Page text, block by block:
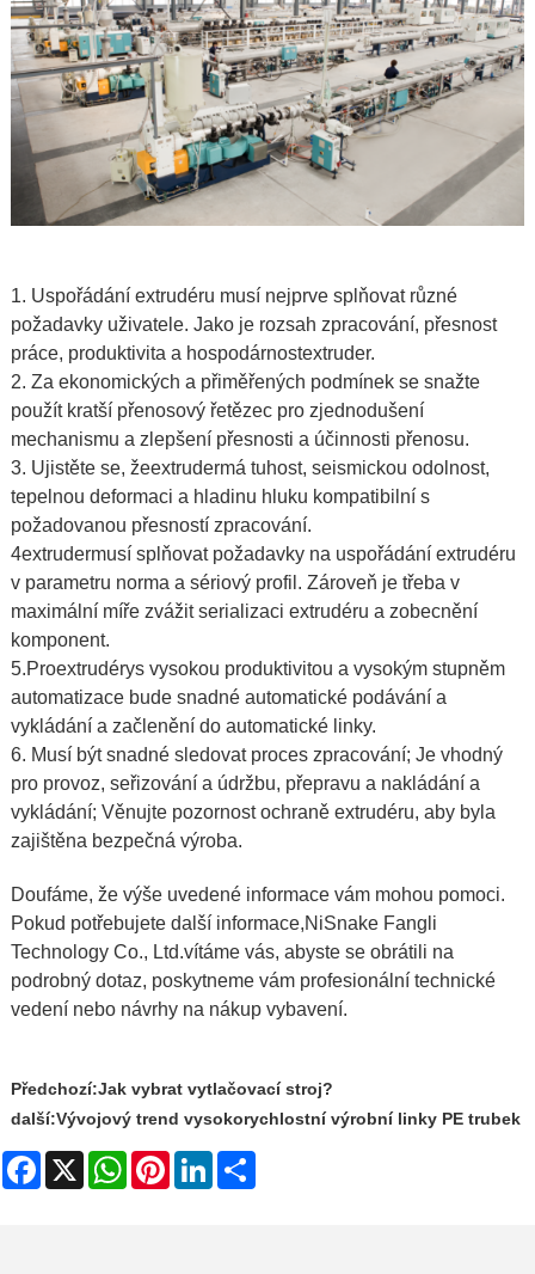
1. Uspořádání extrudéru musí nejprve splňovat různé
požadavky uživatele. Jako je rozsah zpracování, přesnost
práce, produktivita a hospodárnostextruder.
2. Za ekonomických a přiměřených podmínek se snažte
použít kratší přenosový řetězec pro zjednodušení
mechanismu a zlepšení přesnosti a účinnosti přenosu.
3. Ujistěte se, žeextrudermá tuhost, seismickou odolnost,
tepelnou deformaci a hladinu hluku kompatibilní s
požadovanou přesností zpracování.
4extrudermusí splňovat požadavky na uspořádání extrudéru
v parametru norma a sériový profil. Zároveň je třeba v
maximální míře zvážit serializaci extrudéru a zobecnění
komponent.
5.Proextrudérys vysokou produktivitou a vysokým stupněm
automatizace bude snadné automatické podávání a
vykládání a začlenění do automatické linky.
6. Musí být snadné sledovat proces zpracování; Je vhodný
pro provoz, seřizování a údržbu, přepravu a nakládání a
vykládání; Věnujte pozornost ochraně extrudéru, aby byla
zajištěna bezpečná výroba.
Doufáme, že výše uvedené informace vám mohou pomoci.
Pokud potřebujete další informace,NiSnake Fangli
Technology Co., Ltd.vítáme vás, abyste se obrátili na
podrobný dotaz, poskytneme vám profesionální technické
vedení nebo návrhy na nákup vybavení.
Předchozí:Jak vybrat vytlačovací stroj?
další:Vývojový trend vysokorychlostní výrobní linky PE trubek
Facebook
X WhatsAppPinterestLinkedIn